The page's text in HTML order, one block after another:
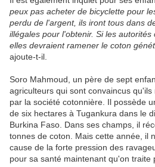
peux pas acheter de bicyclette pour
perdu de l'argent, ils iront tous dans
illégales pour l'obtenir. Si les
elles devraient ramener le coton
ajoute-t-il.
Soro Mahmoud, un père de sept
agriculteurs qui sont convaincus
par la société cotonnière. Il possède
de six hectares à Tugankura dans le
Burkina Faso. Dans ses champs, il
tonnes de coton. Mais cette année, il
cause de la forte pression des
pour sa santé maintenant qu'on traite